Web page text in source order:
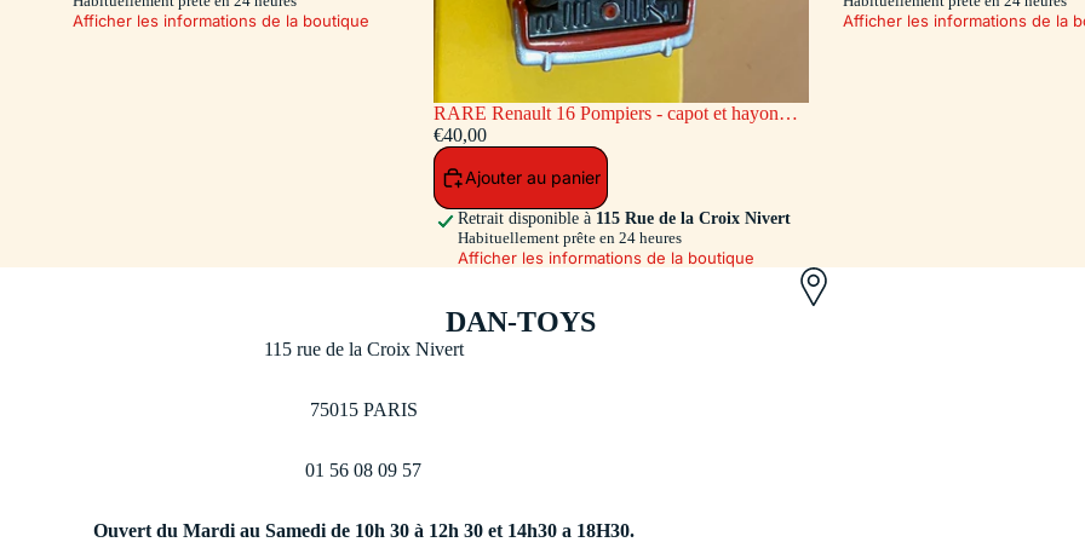
Afficher les informations de la boutique
RARE Renault 16 Pompiers - capot et hayon
ouvrants - siège AR coulissant (Exclusivité Dan-
Toys 500 Ex.)
€40,00
Ajouter au panier
Retrait disponible à 115 Rue de la Croix Nivert
Habituellement prête en 24 heures
Afficher les informations de la boutique
Afficher les informations de la
DAN-TOYS
115 rue de la Croix Nivert
75015 PARIS
01 56 08 09 57
Ouvert du Mardi au Samedi de 10h 30 à 12h 30 et 14h30 a 18H30.